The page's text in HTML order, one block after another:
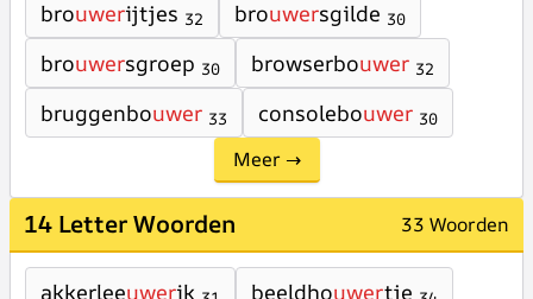
brouwerijtjes 32 brouwersgilde 30
brouwersgroep 30 browserbouwer 32
bruggenbouwer 33 consolebouwer 30
Meer →
14 Letter Woorden 33 Woorden
akkerleeuwerik beeldhouwertje